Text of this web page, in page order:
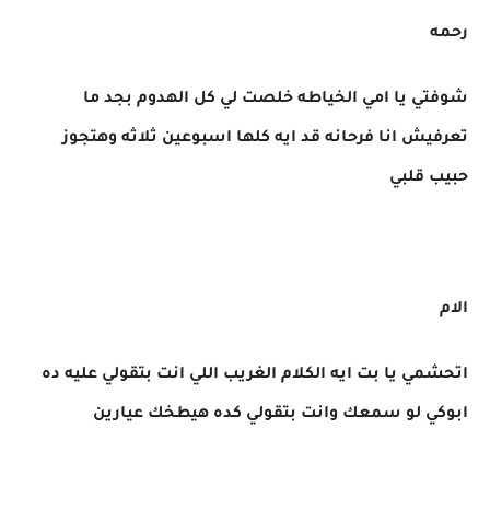
رحمه
شوفتي يا امي الخياطه خلصت لي كل الهدوم بجد ما
تعرفيش انا فرحانه قد ايه كلها اسبوعين ثلاثه وهتجوز
حبيب قلبي
الام
اتحشمي يا بت ايه الكلام الغريب اللي انت بتقولي عليه ده
ابوكي لو سمعك وانت بتقولي كده هيطخك عيارين